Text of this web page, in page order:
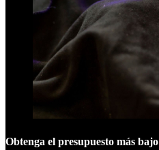
Obtenga el presupuesto más bajo